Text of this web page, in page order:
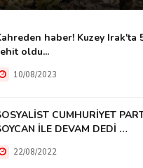
haber! Kuzey Irak'ta
oldu...
10/08/2023
CUMHURİYET
İLE DEVAM DEDİ …
22/08/2022